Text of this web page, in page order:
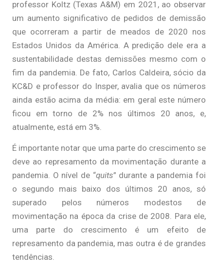
professor Koltz (Texas A&M) em 2021, ao observar
um aumento significativo de pedidos de demissão
que ocorreram a partir de meados de 2020 nos
Estados Unidos da América. A predição dele era a
sustentabilidade destas demissões mesmo com o
fim da pandemia. De fato, Carlos Caldeira, sócio da
KC&D e professor do Insper, avalia que os números
ainda estão acima da média: em geral este número
ficou em torno de 2% nos últimos 20 anos, e,
atualmente, está em 3%.
É importante notar que uma parte do crescimento se
deve ao represamento da movimentação durante a
pandemia. O nível de “quits” durante a pandemia foi
o segundo mais baixo dos últimos 20 anos, só
superado pelos números modestos de
movimentação na época da crise de 2008. Para ele,
uma parte do crescimento é um efeito de
represamento da pandemia, mas outra é de grandes
tendências.